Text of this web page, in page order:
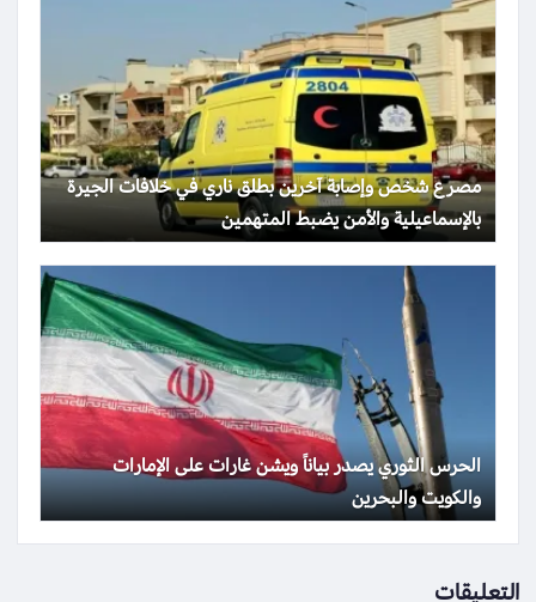
مصرع شخص وإصابة آخرين بطلق ناري في خلافات الجيرة
بالإسماعيلية والأمن يضبط المتهمين
الحرس الثوري يصدر بياناً ويشن غارات على الإمارات
والكويت والبحرين
التعليقات